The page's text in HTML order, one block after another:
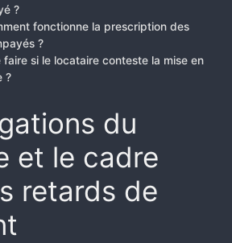
?
fonctionne la prescription des
?
faire si le locataire conteste la mise en
?
du
et le cadre
retards de